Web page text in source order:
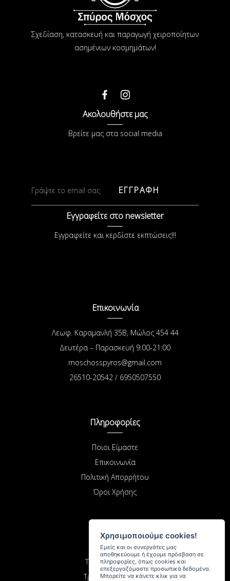
Σχεδίαση, κατασκευή και παραγωγή χειροποίητων
ασημένιων κοσμημάτων!
Ακολουθήστε μας
Βρείτε μας στα social media
ΕΓΓΡΑΦΗ
Εγγραφείτε στο newsletter
Εγγραφείτε και κερδίστε εκπτώσεις!!!
Επικοινωνία
Λεωφ. Καραμανλή 35Β, Μώλος 454 44
Δευτέρα – Παρασκευή 9:00-21:00
moschosspyros@gmail.com
26510-20542 / 6950507550
Πληροφορίες
Ποιοι Είμαστε
Επικοινωνία
Πολιτική Απορρήτου
Όροι Χρήσης
Αγορές
Τρόποι Πληρωμής
Τρόποι Αποστολής
Χρησιμοποιούμε cookies!
Εμείς και οι συνεργάτες μας
αποθηκεύουμε ή έχουμε πρόσβαση σε
πληροφορίες, όπως cookies και
επεξεργαζόμαστε προσωπικά δεδομένα.
Μπορείτε να κάνετε κλικ για να